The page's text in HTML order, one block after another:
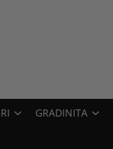
GRADINITA